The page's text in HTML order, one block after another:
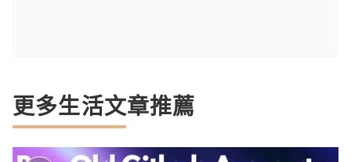
更多生活文章推薦